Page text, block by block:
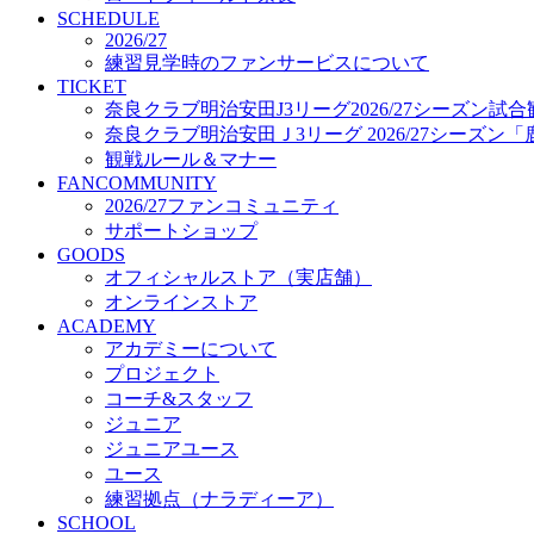
プロジェクト
コーチ&スタッフ
ジュニア
ジュニアユース
ユース
練習拠点（ナラディーア）
SCHOOL
CLUB
2026/27 パートナー企業
パートナー募集
クラブ理念
クラブ情報
サステナビリティ
Web制作支援
応援プロジェクト
SCHEDULE
2026/27
練習見学時のファンサービスについて
TICKET
奈良クラブ明治安田J3リーグ2026/27シーズン試合
奈良クラブ明治安田Ｊ3リーグ 2026/27シーズン「
観戦ルール＆マナー
FANCOMMUNITY
2026/27ファンコミュニティ
サポートショップ
GOODS
オフィシャルストア（実店舗）
オンラインストア
ACADEMY
アカデミーについて
プロジェクト
コーチ&スタッフ
ジュニア
ジュニアユース
ユース
練習拠点（ナラディーア）
SCHOOL